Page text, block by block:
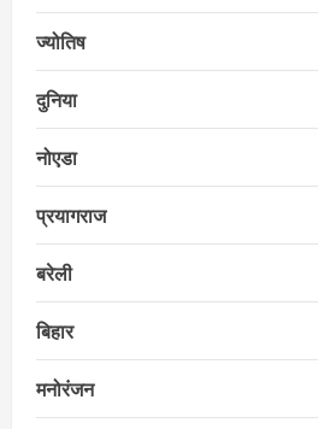
ज्योतिष
दुनिया
नोएडा
प्रयागराज
बरेली
बिहार
मनोरंजन